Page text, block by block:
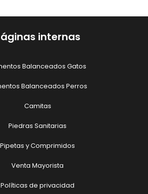
internas
Balanceados Gatos
Balanceados Perros
Camitas
Piedras Sanitarias
Pipetas y Comprimidos
Venta Mayorista
Políticas de privacidad